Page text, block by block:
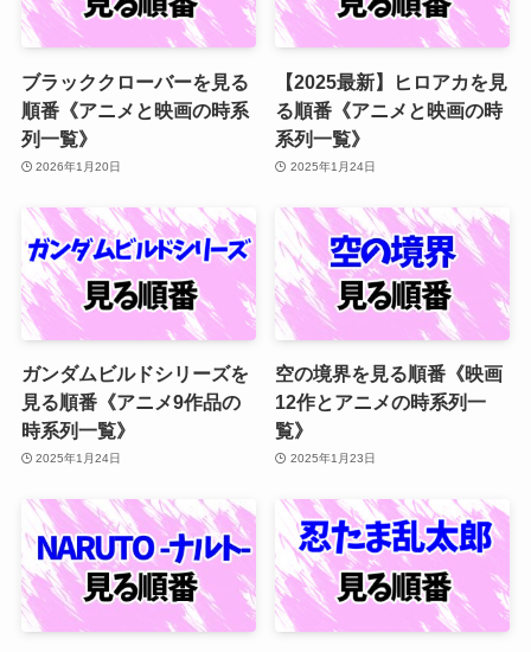
ブラッククローバーを見る
順番《アニメと映画の時系
列一覧》
2026年1月20日
【2025最新】ヒロアカを見
る順番《アニメと映画の時
系列一覧》
2025年1月24日
ガンダムビルドシリーズを
見る順番《アニメ9作品の
時系列一覧》
2025年1月24日
空の境界を見る順番《映画
12作とアニメの時系列一
覧》
2025年1月23日